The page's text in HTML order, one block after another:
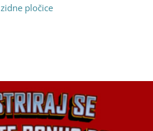
zidne pločice